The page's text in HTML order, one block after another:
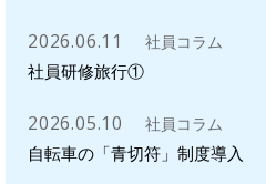
2026.06.11 社員コラム
社員研修旅行①
2026.05.10 社員コラム
自転車の「青切符」制度導入